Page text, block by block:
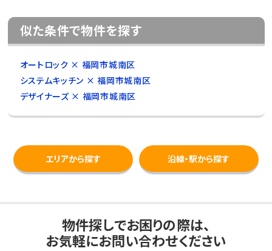
似た条件で物件を探す
オートロック × 福岡市城南区
システムキッチン × 福岡市城南区
デザイナーズ × 福岡市城南区
エリアから探す 沿線・駅から探す
物件探しでお困りの際は、
お気軽にお問い合わせください